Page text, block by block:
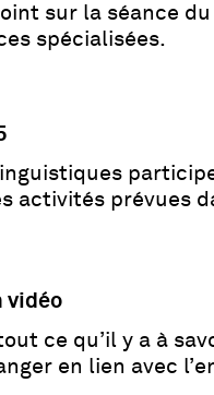
sur la séance
spécialisées.
activités prévues
vidéo
ce qu’il y a à
en lien avec